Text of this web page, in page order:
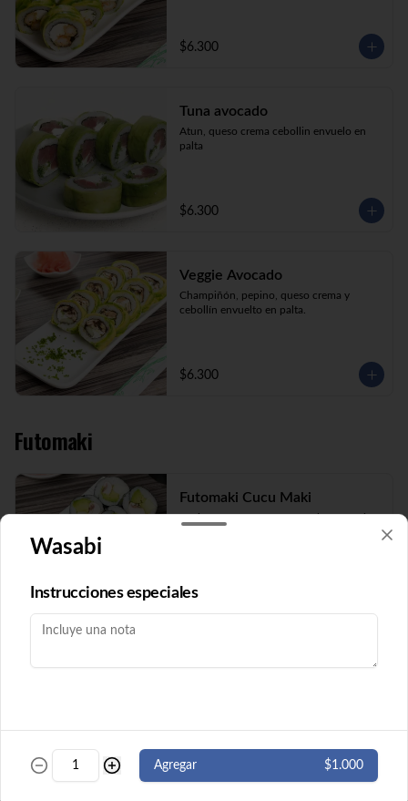
$6.300
Tuna avocado
Atun, queso crema cebollin envuelo en
palta
$6.300
Veggie Avocado
Champiñón, pepino, queso crema y
cebollín envuelto en palta.
$6.300
Futomaki
Futomaki Cucu Maki
Pepino y queso crema envuelto en nori. 8
$5.500
$5.500
Wasabi
Instrucciones especiales
Agregar $1.000